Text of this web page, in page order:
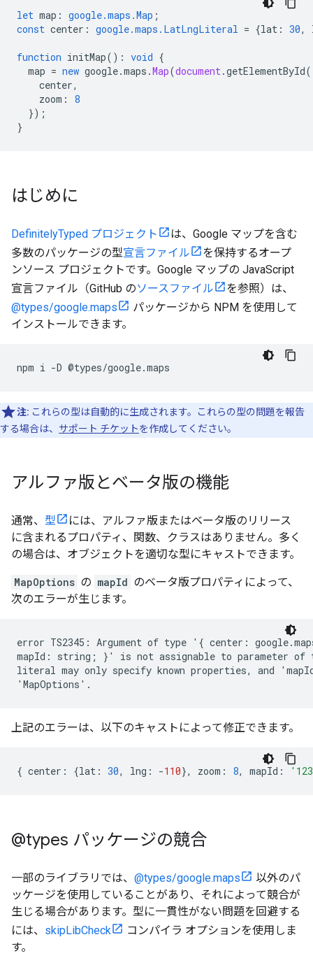
let map : google.maps.Map ;
const center : google.maps.LatLngLiteral = {lat : 30,
function initMap() : void {
map = new google.maps .Map(document.getElementById(
center,
zoom :
8
});
}
はじめに
DefinitelyTyped プロジェクト
は、Google マップを含む
多数のパッケージの型宣言ファイル
を保持するオープ
ンソース プロジェクトです。Google マップの JavaScript
宣言ファイル（GitHub のソースファイル
を参照）は、
@types/google.maps
パッケージから NPM を使用して
インストールできます。
npm i -D @types/google.maps
注: これらの型は自動的に生成されます。これらの型の問題を報告
する場合は、 サポート チケットを作成してください。
アルファ版とベータ版の機能
通常、 型
には、アルファ版またはベータ版のリリース
に含まれるプロパティ、関数、クラスはありません。多く
の場合は、オブジェクトを適切な型にキャストできます。
MapOptions の mapId のベータ版プロパティによって、
次のエラーが生じます。
error TS2345: Argument of type '{ center:
mapId: string; }' is not assignable to parameter of
literal may only specify known properties, and
上記のエラーは、以下のキャストによって修正できます。
{ center : {lat : 30, lng : -110}, zoom : 8, mapId :
@types パッケージの競合
一部のライブラリでは、 @types/google.maps
以外のパ
ッケージを使用していることがあり、それによって競合が
生じる場合があります。型に一貫性がない問題を回避する
には、 skipLibCheck
コンパイラ オプションを使用しま
す。